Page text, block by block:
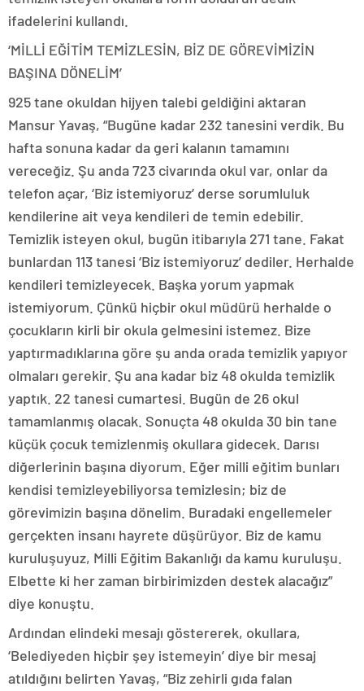
ifadelerini kullandı.
‘MİLLİ EĞİTİM TEMİZLESİN, BİZ DE GÖREVİMİZİN
BAŞINA DÖNELİM’
925 tane okuldan hijyen talebi geldiğini aktaran
Mansur Yavaş, “Bugüne kadar 232 tanesini verdik. Bu
hafta sonuna kadar da geri kalanın tamamını
vereceğiz. Şu anda 723 civarında okul var, onlar da
telefon açar, ‘Biz istemiyoruz’ derse sorumluluk
kendilerine ait veya kendileri de temin edebilir.
Temizlik isteyen okul, bugün itibarıyla 271 tane. Fakat
bunlardan 113 tanesi ‘Biz istemiyoruz’ dediler. Herhalde
kendileri temizleyecek. Başka yorum yapmak
istemiyorum. Çünkü hiçbir okul müdürü herhalde o
çocukların kirli bir okula gelmesini istemez. Bize
yaptırmadıklarına göre şu anda orada temizlik yapıyor
olmaları gerekir. Şu ana kadar biz 48 okulda temizlik
yaptık. 22 tanesi cumartesi. Bugün de 26 okul
tamamlanmış olacak. Sonuçta 48 okulda 30 bin tane
küçük çocuk temizlenmiş okullara gidecek. Darısı
diğerlerinin başına diyorum. Eğer milli eğitim bunları
kendisi temizleyebiliyorsa temizlesin; biz de
görevimizin başına dönelim. Buradaki engellemeler
gerçekten insanı hayrete düşürüyor. Biz de kamu
kuruluşuyuz, Milli Eğitim Bakanlığı da kamu kuruluşu.
Elbette ki her zaman birbirimizden destek alacağız”
diye konuştu.
Ardından elindeki mesajı göstererek, okullara,
‘Belediyeden hiçbir şey istemeyin’ diye bir mesaj
atıldığını belirten Yavaş, “Biz zehirli gıda falan